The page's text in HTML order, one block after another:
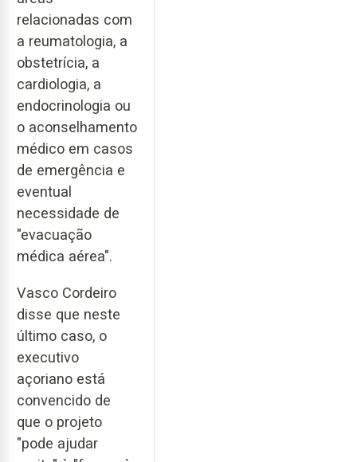
relacionadas com
a reumatologia, a
obstetrícia, a
cardiologia, a
endocrinologia ou
o aconselhamento
médico em casos
de emergência e
eventual
necessidade de
"evacuação
médica aérea".
Vasco Cordeiro
disse que neste
último caso, o
executivo
açoriano está
convencido de
que o projeto
"pode ajudar